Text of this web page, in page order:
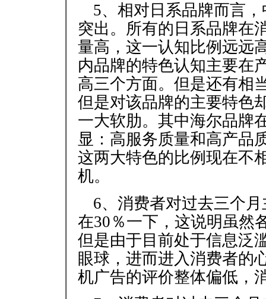
5、相对日系品牌而言
突出。所有的日系品牌在
量高，这一认知比例远远
内品牌的特色认知主要在
高三个方面。但是还有相
但是对该品牌的主要特色
一大软肋。其中海尔品牌
显：高服务质量和高产品
这两大特色的比例现在不
机。
6、消费者对过去三个
在30％一下，这说明虽然
但是由于目前处于信息泛
眼球，进而进入消费者的
机广告的评价整体偏低，